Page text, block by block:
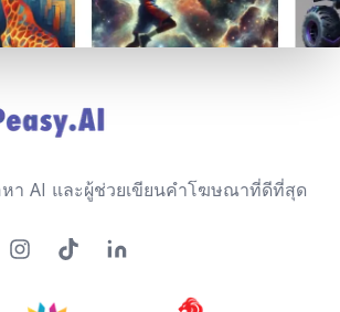
หา AI และผู้ช่วยเขียนคำโฆษณาที่ดีที่สุด